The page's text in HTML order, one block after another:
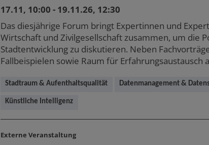
17.11, 10:00 - 19.11.26, 12:30
Das diesjährige Forum bringt Expertinnen und
Wirtschaft und Zivilgesellschaft zusammen, um die
Stadtentwicklung zu diskutieren. Neben
Fallbeispielen sowie Raum für Erfahrungsaustausch
Stadtraum & Aufenthaltsqualität Datenmanagement &
Künstliche Intelligenz
Externe Veranstaltung